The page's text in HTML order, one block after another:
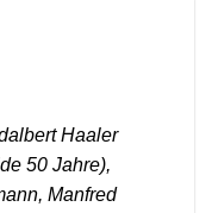
Haaler
50 Jahre),
Manfred